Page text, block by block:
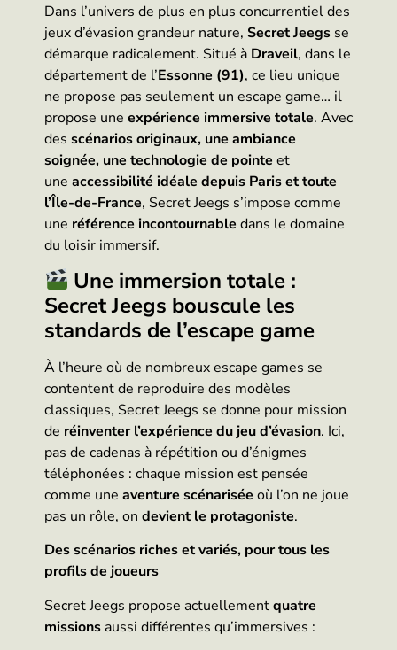
Dans l’univers de plus en plus concurrentiel des
jeux d’évasion grandeur nature, Secret Jeegs se
démarque radicalement. Situé à Draveil, dans le
département de l’Essonne (91), ce lieu unique
ne propose pas seulement un escape game… il
propose une expérience immersive totale. Avec
des scénarios originaux, une ambiance
soignée, une technologie de pointe et
une accessibilité idéale depuis Paris et toute
l’Île-de-France, Secret Jeegs s’impose comme
une référence incontournable dans le domaine
du loisir immersif.
Une immersion totale :
Secret Jeegs bouscule les
standards de l’escape game
À l’heure où de nombreux escape games se
contentent de reproduire des modèles
classiques, Secret Jeegs se donne pour mission
de réinventer l’expérience du jeu d’évasion. Ici,
pas de cadenas à répétition ou d’énigmes
téléphonées : chaque mission est pensée
comme une aventure scénarisée où l’on ne joue
pas un rôle, on devient le protagoniste.
Des scénarios riches et variés, pour tous les
profils de joueurs
Secret Jeegs propose actuellementquatre
missions aussi différentes qu’immersives :